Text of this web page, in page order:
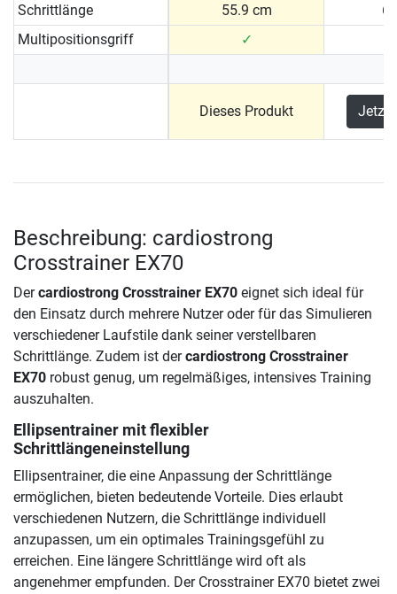
Schrittlänge
55.9 cm
Multipositionsgriff
✓
Dieses Produkt Jetzt
Beschreibung: cardiostrong
Crosstrainer EX70
Dercardiostrong Crosstrainer EX70 eignet sich ideal für
den Einsatz durch mehrere Nutzer oder für das Simulieren
verschiedener Laufstile dank seiner verstellbaren
Schrittlänge. Zudem ist dercardiostrong Crosstrainer
EX70 robust genug, um regelmäßiges, intensives Training
auszuhalten.
Ellipsentrainer mit flexibler
Schrittlängeneinstellung
Ellipsentrainer, die eine Anpassung der Schrittlänge
ermöglichen, bieten bedeutende Vorteile. Dies erlaubt
verschiedenen Nutzern, die Schrittlänge individuell
anzupassen, um ein optimales Trainingsgefühl zu
erreichen. Eine längere Schrittlänge wird oft als
angenehmer empfunden. Der Crosstrainer EX70 bietet zwei